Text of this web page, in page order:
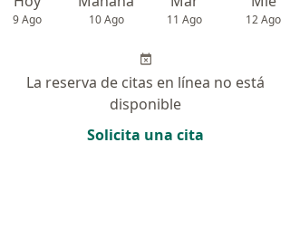
9 Ago 10 Ago 11 Ago 12 Ago
La reserva de citas en línea no está
disponible
Solicita una cita